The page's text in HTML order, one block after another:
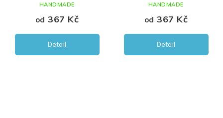
od 367 Kč
Detail
HANDMADE
od 367 Kč
Detail
HANDMADE